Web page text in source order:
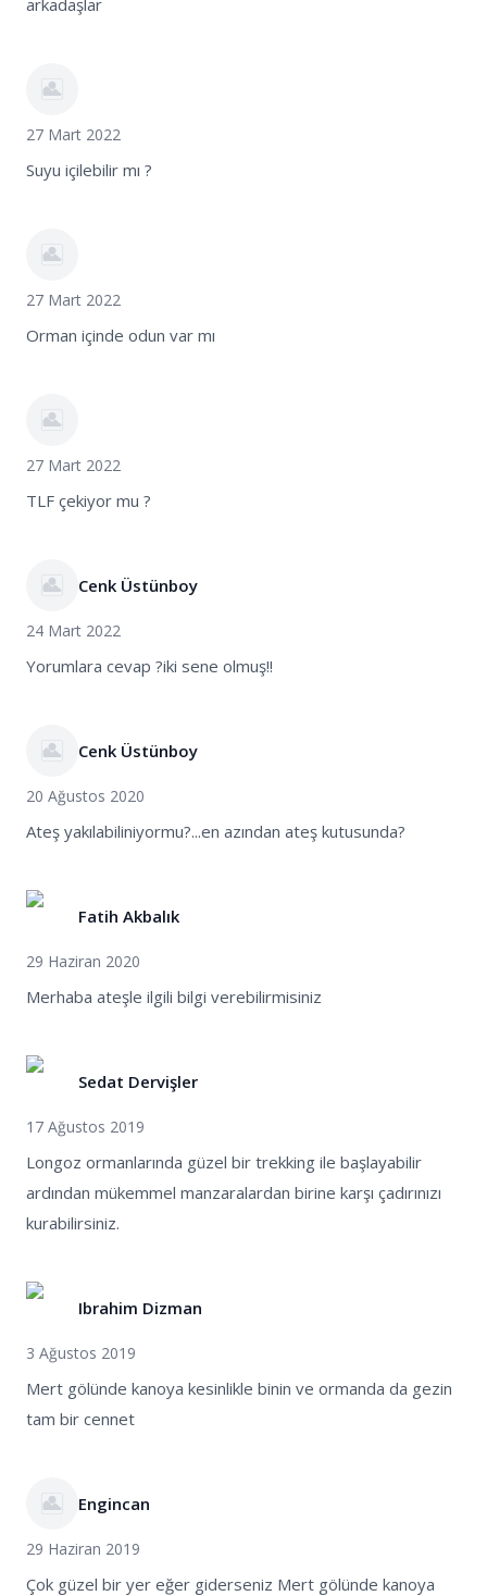
arkadaşlar
27 Mart 2022
Suyu içilebilir mı ?
27 Mart 2022
Orman içinde odun var mı
27 Mart 2022
TLF çekiyor mu ?
Cenk Üstünboy
24 Mart 2022
Yorumlara cevap ?iki sene olmuş!!
Cenk Üstünboy
20 Ağustos 2020
Ateş yakılabiliniyormu?...en azından ateş kutusunda?
Fatih Akbalık
29 Haziran 2020
Merhaba ateşle ilgili bilgi verebilirmisiniz
Sedat Dervişler
17 Ağustos 2019
Longoz ormanlarında güzel bir trekking ile başlayabilir
ardından mükemmel manzaralardan birine karşı çadırınızı
kurabilirsiniz.
Ibrahim Dizman
3 Ağustos 2019
Mert gölünde kanoya kesinlikle binin ve ormanda da gezin
tam bir cennet
Engincan
29 Haziran 2019
Çok güzel bir yer eğer giderseniz Mert gölünde kanoya